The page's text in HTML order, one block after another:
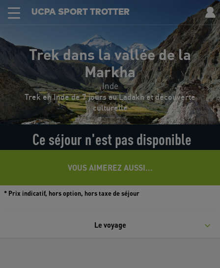
UCPA SPORT TROTTER
Trek dans la vallée de la
Markha
Inde
Trek en Inde de 7 jours au Ladakh et découverte
culturelle
Ce séjour n'est pas disponible
VOUS AIMEREZ AUSSI...
* Prix indicatif, hors option, hors taxe de séjour
Le voyage